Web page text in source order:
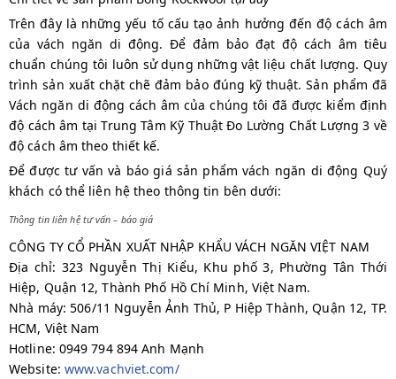
Trên đây là những yếu tố cấu tạo ảnh hưởng đến độ cách âm
của vách ngăn di động. Để đảm bảo đạt độ cách âm tiêu
chuẩn chúng tôi luôn sử dụng những vật liệu chất lượng. Quy
trình sản xuất chặt chẽ đảm bảo đúng kỹ thuật. Sản phẩm đã
Vách ngăn di động cách âm của chúng tôi đã được kiểm định
độ cách âm tại Trung Tâm Kỹ Thuật Đo Lường Chất Lượng 3 về
độ cách âm theo thiết kế.
Để được tư vấn và báo giá sản phẩm vách ngăn di động Quý
khách có thể liên hệ theo thông tin bên dưới:
Thông tin liên hệ tư vấn – báo giá
CÔNG TY CỔ PHẦN XUẤT NHẬP KHẨU VÁCH NGĂN VIỆT NAM
Địa chỉ: 323 Nguyễn Thị Kiểu, Khu phố 3, Phường Tân Thới
Hiệp, Quận 12, Thành Phố Hồ Chí Minh, Việt Nam.
Nhà máy: 506/11 Nguyễn Ảnh Thủ, P Hiệp Thành, Quận 12, TP.
HCM, Việt Nam
Hotline: 0949 794 894 Anh Mạnh
Website: www.vachviet.com/